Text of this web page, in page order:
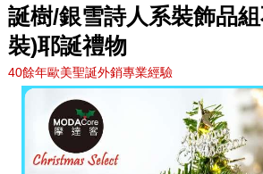
誕樹/銀雪詩人系裝飾品
裝)耶誕禮物
40餘年歐美聖誕外銷專業經驗